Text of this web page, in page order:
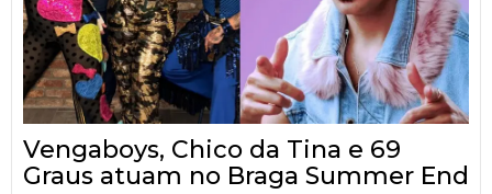
Vengaboys, Chico da Tina e 69
Graus atuam no Braga Summer End